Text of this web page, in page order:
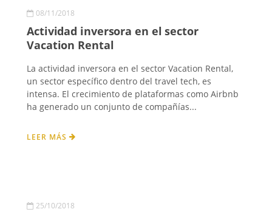
08/11/2018
Actividad inversora en el sector
Vacation Rental
La actividad inversora en el sector Vacation Rental,
un sector específico dentro del travel tech, es
intensa. El crecimiento de plataformas como Airbnb
ha generado un conjunto de compañías...
LEER MÁS
25/10/2018